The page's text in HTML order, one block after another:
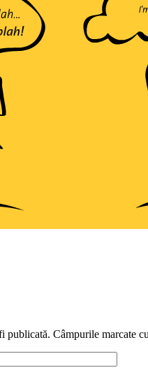
publicată. Câmpurile marcate cu